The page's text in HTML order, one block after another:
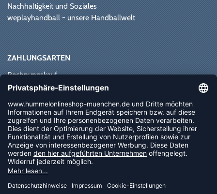
Nachhaltigkeit und Soziales
weplayhandball - unsere Handballwelt
ZAHLUNGSARTEN
Rechnungskauf
Paypal
Vorkasse
Sofortüberweisung
NEWSLETTER